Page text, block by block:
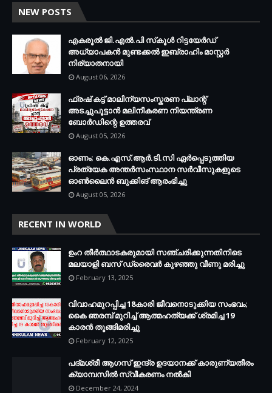
NEW POSTS
എകരൂൽ ജി.എൽ.പി സ്‌കൂൾ റിട്ടയേർഡ്
അധ്യാപകൻ മുണ്ടക്കൽ ഇബ്രാഹിം മാസ്റ്റർ
നിര്യാതനായി
August 06, 2026
ഫ്രഷ് കട്ട് മാലിന്യസംസ്കരണ പ്ലാന്റ്
അടച്ചുപൂട്ടാൻ മലിനീകരണ നിയന്ത്രണ
ബോർഡിന്റെ ഉത്തരവ്
August 05, 2026
ഓണം; കെ.എസ്.ആർ.ടി.സി ഏർപ്പെടുത്തിയ
പ്രത്യേക അന്തർസംസ്ഥാന സർവീസുകളുടെ
ഓൺലൈൻ ബുക്കിങ് ആരംഭിച്ചു
August 05, 2026
RECENT IN WORLD
ഉംറ തീർത്ഥാടകരുമായി സഞ്ചരിക്കുന്നതിനിടെ
മലയാളി ബസ് ഡ്രൈവർ കുഴഞ്ഞു വീണു മരിച്ചു
February 13, 2025
വിവാഹമുറപ്പിച്ച 18കാരി ജീവനൊടുക്കിയ സംഭവം;
കൈ ഞരമ്പ് മുറിച്ച് ആത്മഹത്യക്ക് ശ്രമിച്ച 19
കാരൻ തൂങ്ങിമരിച്ചു
February 12, 2025
പദ്മശ്രീ ആഗസ് ഇന്ദ്ര ഉദയാനക്ക് കാരുണ്യതീരം
ക്യാമ്പസിൽ സ്വീകരണം നൽകി
December 24, 2024